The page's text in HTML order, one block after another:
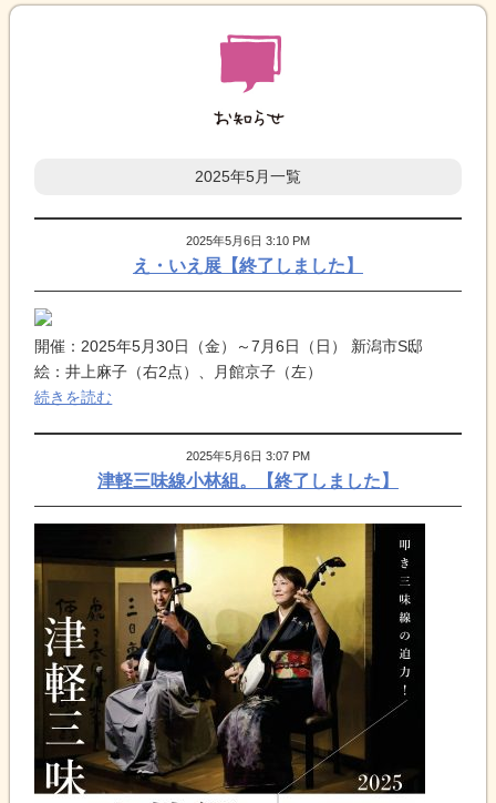
2025年5月一覧
2025年5月6日 3:10 PM
え・いえ展【終了しました】
開催：2025年5月30日（金）～7月6日（日） 新潟市S邸
絵：井上麻子（右2点）、月館京子（左）
続きを読む
2025年5月6日 3:07 PM
津軽三味線小林組。【終了しました】